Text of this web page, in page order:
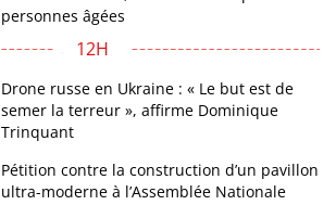
personnes âgées
12H
Drone russe en Ukraine : « Le but est de
semer la terreur », affirme Dominique
Trinquant
Pétition contre la construction d’un pavillon
ultra-moderne à l’Assemblée Nationale